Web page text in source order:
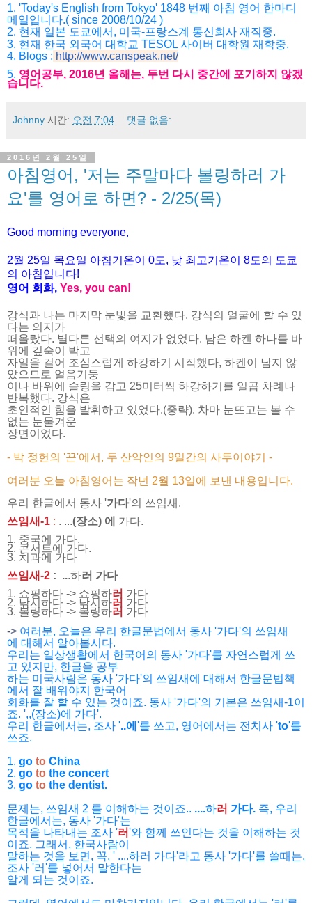
1. 'Today's English from Tokyo' 1848 번째 아침 영어 한마디
메일입니다.( since 2008/10/24 )
2. 현재 일본 도쿄에서, 미국-프랑스계 통신회사 재직중.
3. 현재 한국 외국어 대학교 TESOL 사이버 대학원 재학중.
4. Blogs : http://www.canspeak.net/
5. 영어공부, 2016년 올해는, 두번 다시 중간에 포기하지 않겠
습니다.
Johnny 시간: 오전 7:04 댓글 없음:
2016년 2월 25일
아침영어, '저는 주말마다 볼링하러 가
요'를 영어로 하면? - 2/25(목)
Good morning everyone,
2월 25일 목요일 아침기온이 0도, 낮 최고기온이
8도의 도쿄
의 아침입니다!
영어 회화, Yes, you can!
강식과 나는 마지막 눈빛을 교환했다. 강식의 얼굴에 할 수 있
다는 의지가
떠올랐다. 별다른 선택의 여지가 없었다. 남은 하켄 하나를 바
위에 깊숙이 박고
자일을 걸어 조심스럽게 하강하기 시작했다, 하켄이 남지 않
았으므로 얼음기둥
이나 바위에 슬링을 감고 25미터씩 하강하기를 일곱 차례나
반복했다. 강식은
초인적인 힘을 발휘하고 있었다.(중략). 차마 눈뜨고는 볼 수
없는 눈물겨운
장면이었다.
- 박 정헌의 '끈'에서, 두 산악인의 9일간의 사투이야기 -
여러분 오늘 아침영어는 작년 2월 13일에 보낸 내용입니다.
우리 한글에서 동사 '가다'의 쓰임새.
쓰임새-1 : . ...(장소) 에
가다.
1. 중국에 가다.
2. 콘서트에 가다.
3. 치과에 가다
쓰임새-2 : ...하러 가다
1. 쇼핑하다 -> 쇼핑하러 가다
2. 낚시하다 -> 낚시하러 가다
3. 볼링하다 -> 볼링하러 가다
-> 여러분, 오늘은 우리 한글문법에서 동사 '가다'의 쓰임새
에 대해서 알아봅시다.
우리는 일상생활에서 한국어의 동사 '가다'를 자연스럽게 쓰
고 있지만, 한글을 공부
하는 미국사람은 동사 '가다'의 쓰임새에 대해서 한글문법책
에서 잘 배워야지 한국어
회화를 잘 할 수 있는 것이죠. 동사 '가다'의 기본은 쓰임새-1이
죠. ',,(장소)에 가다'.
우리 한글에서는, 조사 '..에 '를 쓰고, 영어에서는 전치사 'to'를
쓰죠.
1. go to China
2. go to the concert
3. go to the dentist.
문제는, 쓰임새 2 를 이해하는 것이죠.. ....하러 가다. 즉, 우리
한글에서는, 동사 '가다'는
목적을 나타내는 조사 '러'와 함께 쓰인다는 것을 이해하는 것
이죠. 그래서, 한국사람이
말하는 것을 보면, 꼭, ' ....하러 가다'라고 동사 '가다'를 쓸때는,
조사 '러'를 넣어서 말한다는
알게 되는 것이죠.